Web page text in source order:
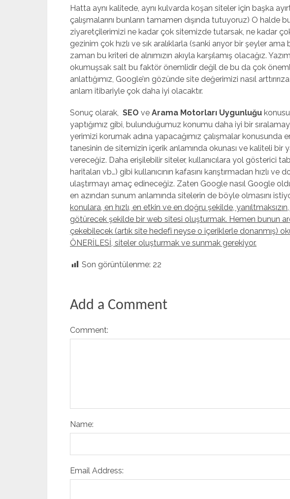
mostbetHatta aynı kalitede, aynı kulvarda koşan siteler için başka
çalışmalarını bunların tamamen dışında tutuyoruz) O halde
ziyaretçilerimizi ne kadar çok sitemizde tutarsak, ne kadar
gezinim çok hızlı ve sık aralıklarla (sanki arıyor bir şeyler ama
zaman bu kriteri de alnımızın akıyla karşılamış olacağız.
okumuşsak salt bu faktör önemlidir değil de bu da çok
anlattığımız, Google’ın gözünde site değerimizi nasıl
anlam itibariyle çok daha iyi olacaktır.
Sonuç olarak, SEO ve Arama Motorları Uygunluğu
yaptığımız gibi, bulunduğumuz konumu daha iyi bir
yerimizi korumak adına yapacağımız çalışmalar konusunda
tanesinin de sitemizin içerik anlamında okunası ve kaliteli bir
vereceğiz. Daha erişilebilir siteler, kullanıcılara yol gösterici
haritaları vb…) gibi kullanıcının kafasını karıştırmadan hızlı ve
ulaştırmayı amaç edineceğiz. Zaten Google nasıl Google
en azından sunum anlamında sitelerin de böyle olmasını
konulara, en hızlı, en etkin ve en doğru şekilde,
götürecek şekilde bir web sitesi oluşturmak. Hemen bunun
çekebilecek (artık site hedefi neyse o içeriklerle donanmış)
ÖNERİLESİ, siteler oluşturmak ve sunmak gerekiyor.
Son görüntülenme: 22
Add a Comment
Comment:
Name:
Email Address: